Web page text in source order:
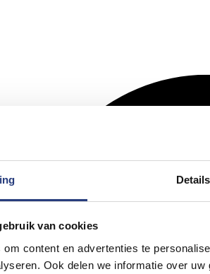
Details
van cookies
content en advertenties te
Ook delen we informatie over